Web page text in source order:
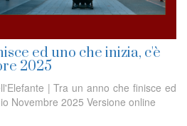
ed uno che inizia, c'è
2025
| Tra un anno che finisce ed
Novembre 2025 Versione online